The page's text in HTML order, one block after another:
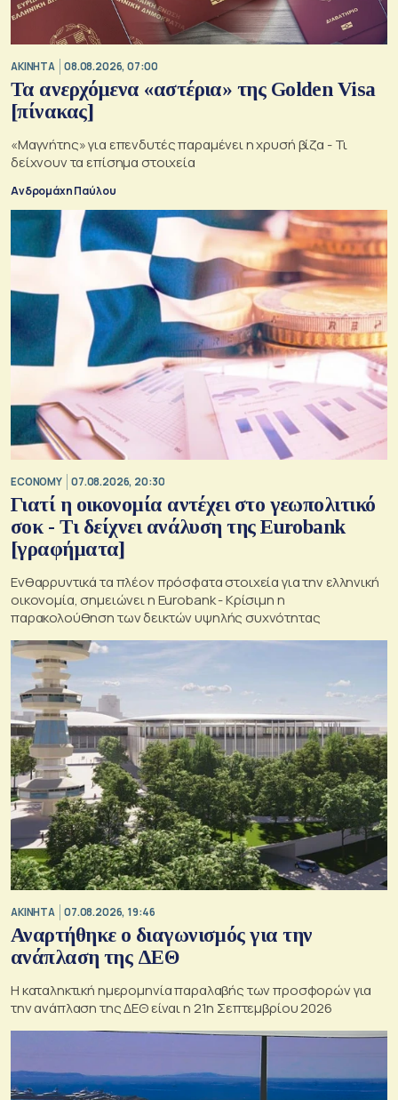
ΑΚΙΝΗΤΑ 08.08.2026, 07:00
Τα ανερχόμενα «αστέρια» της Golden Visa
[πίνακας]
«Μαγνήτης» για επενδυτές παραμένει η χρυσή βίζα - Τι
δείχνουν τα επίσημα στοιχεία
Ανδρομάχη Παύλου
ECONOMY 07.08.2026, 20:30
Γιατί η οικονομία αντέχει στο γεωπολιτικό
σοκ - Τι δείχνει ανάλυση της Eurobank
[γραφήματα]
Ενθαρρυντικά τα πλέον πρόσφατα στοιχεία για την ελληνική
οικονομία, σημειώνει η Eurobank - Kρίσιμη η
παρακολούθηση των δεικτών υψηλής συχνότητας
ΑΚΙΝΗΤΑ 07.08.2026, 19:46
Αναρτήθηκε ο διαγωνισμός για την
ανάπλαση της ΔΕΘ
Η καταληκτική ημερομηνία παραλαβής των προσφορών για
την ανάπλαση της ΔΕΘ είναι η 21η Σεπτεμβρίου 2026